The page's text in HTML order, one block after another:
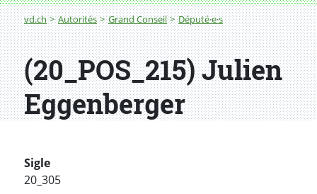
Fil d'Ariane
vd.ch Autorités Grand Conseil Député·e·s
(20_POS_215) Julien
Eggenberger
Sigle
20_305